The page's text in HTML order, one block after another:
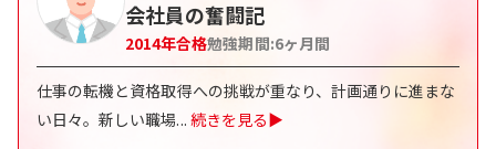
会社員の奮闘記
2014年合格勉強期間:6ヶ月間
仕事の転機と資格取得への挑戦が重なり、計画通りに進まな
い日々。新しい職場... 続きを見る▶